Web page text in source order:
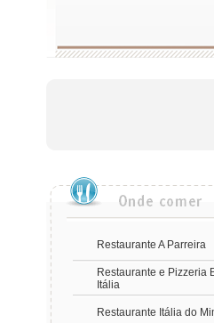
Restaurante A Parreira
Restaurante e Pizzeria
Itália
Restaurante Itália do